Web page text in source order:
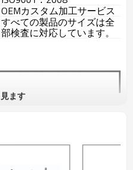
OEMカスタム加工サービス
すべての製品のサイズは全
部検査に対応しています。
ます